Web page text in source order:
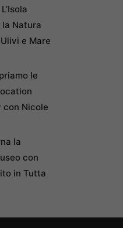
Natura
e Mare
le
con Nicole
la
con
in Tutta